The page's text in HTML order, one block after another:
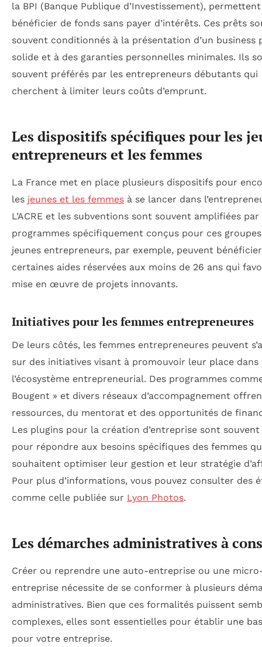
la BPI (Banque Publique d’Investissement),
bénéficier de fonds sans payer d’intérêts. Ces prêts
souvent conditionnés à la présentation d’un business
solide et à des garanties personnelles minimales. Ils
souvent préférés par les entrepreneurs débutants qui
cherchent à limiter leurs coûts d’emprunt.
Les dispositifs spécifiques pour les
entrepreneurs et les femmes
La France met en place plusieurs dispositifs pour
les jeunes et les femmes à se lancer dans
L’ACRE et les subventions sont souvent amplifiées par
programmes spécifiquement conçus pour ces
jeunes entrepreneurs, par exemple, peuvent
certaines aides réservées aux moins de 26 ans qui
mise en œuvre de projets innovants.
Initiatives pour les femmes entrepreneures
De leurs côtés, les femmes entrepreneures peuvent
sur des initiatives visant à promouvoir leur place dans
l’écosystème entrepreneurial. Des programmes
Bougent » et divers réseaux d’accompagnement
ressources, du mentorat et des opportunités de
Les plugins pour la création d’entreprise sont souvent
pour répondre aux besoins spécifiques des femmes
souhaitent optimiser leur gestion et leur stratégie
Pour plus d’informations, vous pouvez consulter des
comme celle publiée sur Lyon Photos.
Les démarches administratives à
Créer ou reprendre une auto-entreprise ou une
entreprise nécessite de se conformer à plusieurs
administratives. Bien que ces formalités puissent
complexes, elles sont essentielles pour établir une
pour votre entreprise.